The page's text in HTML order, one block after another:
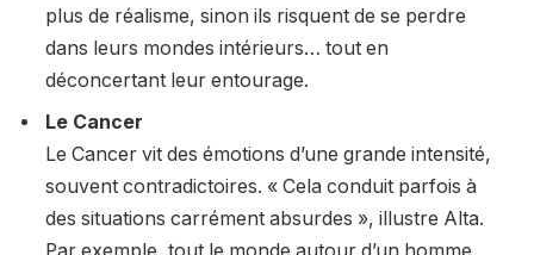
plus de réalisme, sinon ils risquent de se perdre
dans leurs mondes intérieurs… tout en
déconcertant leur entourage.
Le Cancer
Le Cancer vit des émotions d’une grande intensité,
souvent contradictoires. « Cela conduit parfois à
des situations carrément absurdes », illustre Alta.
Par exemple, tout le monde autour d’un homme